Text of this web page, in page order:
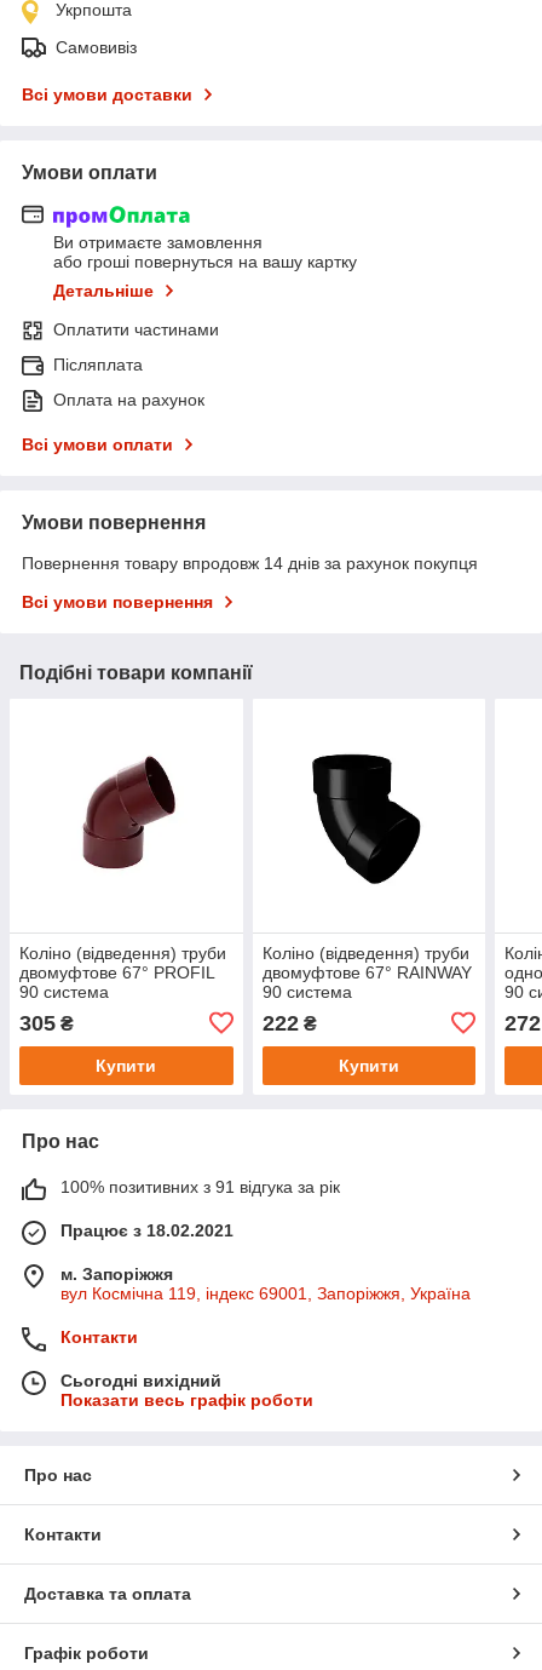
Укрпошта
Самовивіз
Всі умови доставки
Умови оплати
Ви отримаєте замовлення
або гроші повернуться на вашу картку
Детальніше
Оплатити частинами
Післяплата
Оплата на рахунок
Всі умови оплати
Умови повернення
Повернення товару впродовж 14 днів за рахунок покупця
Всі умови повернення
Подібні товари компанії
Коліно (відведення) труби
двомуфтове 67° PROFIL
90 система
305 ₴
Купити
Коліно (відведення) труби
двомуфтове 67° RAINWAY
90 система
222₴
Купити
90
272
Про нас
100% позитивних з 91 відгука за рік
Працює з 18.02.2021
м. Запоріжжя
вул Космічна 119, індекс 69001, Запоріжжя, Україна
Контакти
Сьогодні вихідний
Показати весь графік роботи
Про нас
Контакти
Доставка та оплата
Графік роботи